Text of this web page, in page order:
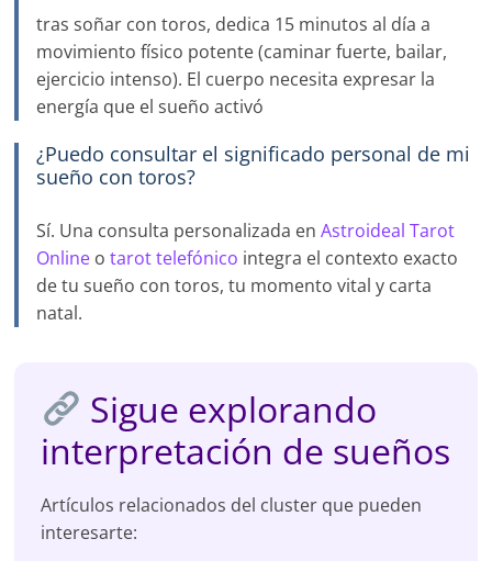
tras soñar con toros, dedica 15 minutos al día a
movimiento físico potente (caminar fuerte, bailar,
ejercicio intenso). El cuerpo necesita expresar la
energía que el sueño activó
¿Puedo consultar el significado personal de mi
sueño con toros?
Sí. Una consulta personalizada enAstroideal Tarot
Online otarot telefónico integra el contexto exacto
de tu sueño con toros, tu momento vital y carta
natal.
Sigue explorando
interpretación de sueños
Artículos relacionados del cluster que pueden
interesarte: